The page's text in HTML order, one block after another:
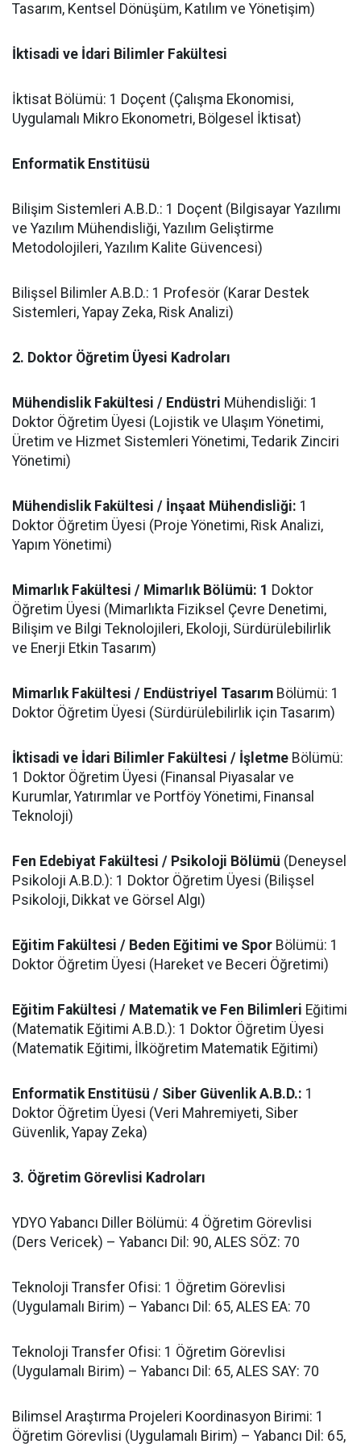
Tasarım, Kentsel Dönüşüm, Katılım ve Yönetişim)
​İktisadi ve İdari Bilimler Fakültesi
​İktisat Bölümü: 1 Doçent (Çalışma Ekonomisi,
Uygulamalı Mikro Ekonometri, Bölgesel İktisat)
​Enformatik Enstitüsü
​Bilişim Sistemleri A.B.D.: 1 Doçent (Bilgisayar Yazılımı
ve Yazılım Mühendisliği, Yazılım Geliştirme
Metodolojileri, Yazılım Kalite Güvencesi)
​Bilişsel Bilimler A.B.D.: 1 Profesör (Karar Destek
Sistemleri, Yapay Zeka, Risk Analizi)
2. Doktor Öğretim Üyesi Kadroları
​Mühendislik Fakültesi / Endüstri Mühendisliği: 1
Doktor Öğretim Üyesi (Lojistik ve Ulaşım Yönetimi,
Üretim ve Hizmet Sistemleri Yönetimi, Tedarik Zinciri
Yönetimi)
Mühendislik Fakültesi / İnşaat Mühendisliği: 1
Doktor Öğretim Üyesi (Proje Yönetimi, Risk Analizi,
Yapım Yönetimi)
​Mimarlık Fakültesi / Mimarlık Bölümü: 1 Doktor
Öğretim Üyesi (Mimarlıkta Fiziksel Çevre Denetimi,
Bilişim ve Bilgi Teknolojileri, Ekoloji, Sürdürülebilirlik
ve Enerji Etkin Tasarım)
Mimarlık Fakültesi / Endüstriyel Tasarım Bölümü: 1
Doktor Öğretim Üyesi (Sürdürülebilirlik için Tasarım)
​İktisadi ve İdari Bilimler Fakültesi / İşletme Bölümü:
1 Doktor Öğretim Üyesi (Finansal Piyasalar ve
Kurumlar, Yatırımlar ve Portföy Yönetimi, Finansal
Teknoloji)
Fen Edebiyat Fakültesi / Psikoloji Bölümü (Deneysel
Psikoloji A.B.D.): 1 Doktor Öğretim Üyesi (Bilişsel
Psikoloji, Dikkat ve Görsel Algı)
Eğitim Fakültesi / Beden Eğitimi ve Spor Bölümü: 1
Doktor Öğretim Üyesi (Hareket ve Beceri Öğretimi)
​Eğitim Fakültesi / Matematik ve Fen Bilimleri Eğitimi
(Matematik Eğitimi A.B.D.): 1 Doktor Öğretim Üyesi
(Matematik Eğitimi, İlköğretim Matematik Eğitimi)
​Enformatik Enstitüsü / Siber Güvenlik A.B.D.: 1
Doktor Öğretim Üyesi (Veri Mahremiyeti, Siber
Güvenlik, Yapay Zeka)
3. Öğretim Görevlisi Kadroları
​YDYO Yabancı Diller Bölümü: 4 Öğretim Görevlisi
(Ders Vericek) – Yabancı Dil: 90, ALES SÖZ: 70
​Teknoloji Transfer Ofisi: 1 Öğretim Görevlisi
(Uygulamalı Birim) – Yabancı Dil: 65, ALES EA: 70
​Teknoloji Transfer Ofisi: 1 Öğretim Görevlisi
(Uygulamalı Birim) – Yabancı Dil: 65, ALES SAY: 70
​Bilimsel Araştırma Projeleri Koordinasyon Birimi: 1
Öğretim Görevlisi (Uygulamalı Birim) – Yabancı Dil: 65,